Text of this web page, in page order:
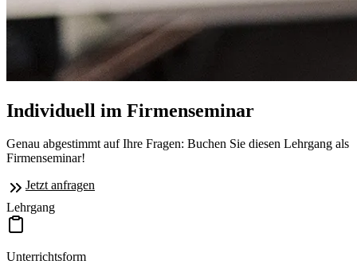
Individuell im Firmenseminar
Genau abgestimmt auf Ihre Fragen: Buchen Sie diesen Lehrgang als
Firmenseminar!
Jetzt anfragen
Lehrgang
Unterrichtsform